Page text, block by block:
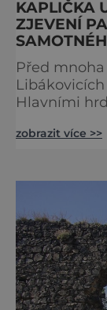
KAPLIČKA
ZJEVENÍ
Před
Hlavními
tuto událost
v 19.
sama
vrací domů
zobrazit více >>